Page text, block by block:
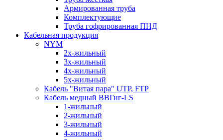
Армированная труба
Комплектующие
Труба гофрированная ПНД
Кабельная продукция
NYM
2х-жильный
3х-жильный
4х-жильный
5х-жильный
Кабель "Витая пара" UTP, FTP
Кабель медный ВВГнг-LS
1-жильный
2-жильный
3-жильный
4-жильный